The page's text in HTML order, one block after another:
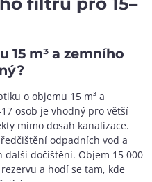
15 m³ a zemního
o objemu 15 m³ a
osob je vhodný pro větší
mimo dosah kanalizace.
odpadních vod a
dočištění. Objem 15 000
a hodí se tam, kde